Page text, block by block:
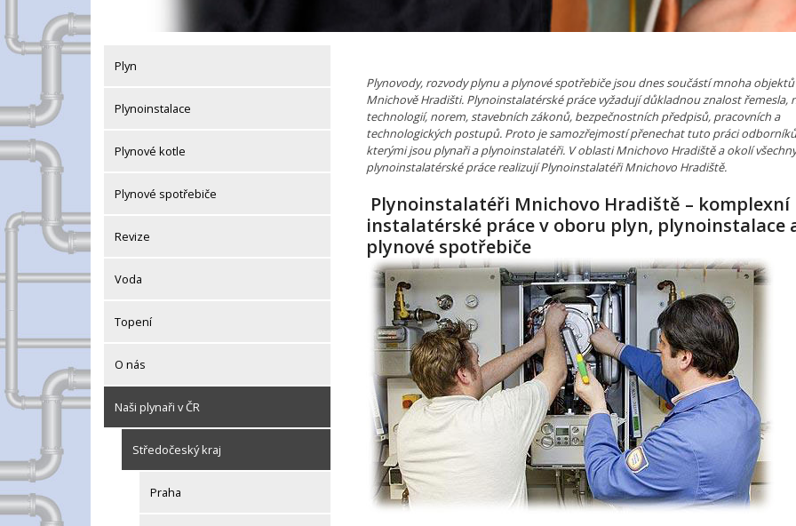
Plyn
Plynoinstalace
Plynové kotle
Plynové spotřebiče
Revize
Voda
Topení
O nás
Naši plynaři v ČR
Středočeský kraj
Praha
Plynovody, rozvody plynu a plynové spotřebiče jsou dnes součástí mnoha objektů
Mnichově Hradišti. Plynoinstalatérské práce vyžadují důkladnou znalost řemesla,
technologií, norem, stavebních zákonů, bezpečnostních předpisů, pracovních a
technologických postupů. Proto je samozřejmostí přenechat tuto práci
kterými jsou plynaři a plynoinstalatéři. V oblasti Mnichovo Hradiště a okolí všechny
plynoinstalatérské práce realizují Plynoinstalatéři Mnichovo Hradiště.
Plynoinstalatéři Mnichovo Hradiště – komplexní
instalatérské práce v oboru plyn, plynoinstalace
plynové spotřebiče